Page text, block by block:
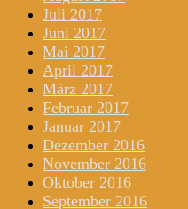
Juli 2017
Juni 2017
Mai 2017
April 2017
März 2017
Februar 2017
Januar 2017
Dezember 2016
November 2016
Oktober 2016
September 2016